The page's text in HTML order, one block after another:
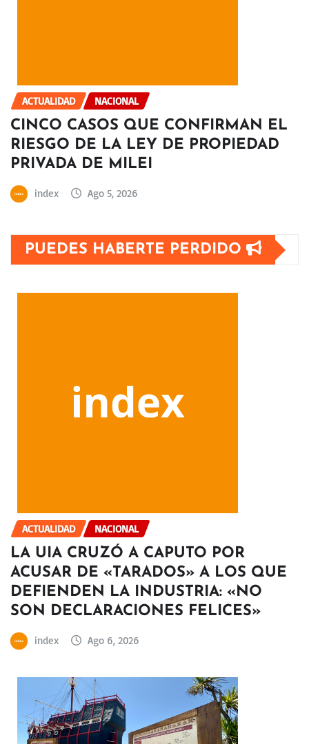
ACTUALIDAD NACIONAL
CINCO CASOS QUE CONFIRMAN EL
RIESGO DE LA LEY DE PROPIEDAD
PRIVADA DE MILEI
index Ago 5, 2026
PUEDES HABERTE PERDIDO
ACTUALIDAD NACIONAL
LA UIA CRUZÓ A CAPUTO POR
ACUSAR DE «TARADOS» A LOS QUE
DEFIENDEN LA INDUSTRIA: «NO
SON DECLARACIONES FELICES»
index Ago 6, 2026